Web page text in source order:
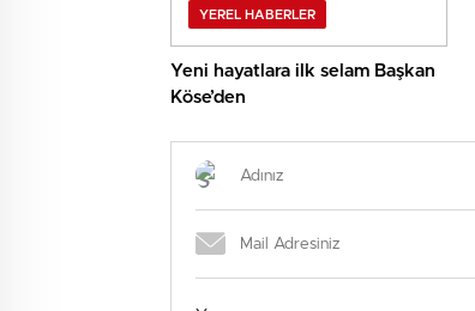
YEREL HABERLER
Yeni hayatlara ilk selam Başkan
Köse’den